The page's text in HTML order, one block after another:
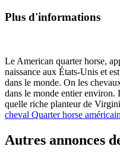
Plus d'informations
Le American quarter horse,
naissance aux États-Unis et
dans le monde. On les
dans le monde entier
quelle riche planteur de
cheval Quarter horse
Autres annonces